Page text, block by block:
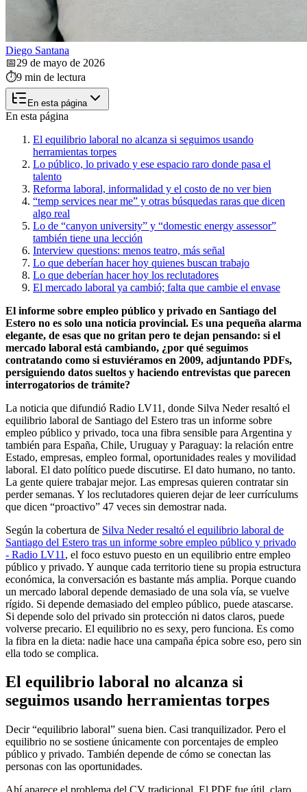
Diego Santana
📅29 de mayo de 2026
⏱️9 min de lectura
En esta página
En esta página
El equilibrio laboral no alcanza si seguimos usando
herramientas torpes
Lo público, lo privado y ese espacio raro donde pasa el
talento
Reforma laboral, informalidad y el costo de no ver bien
“temp services near me” y otras búsquedas raras que dicen
algo real
Lo de “canyon university” y “domestic energy assessor”
también tiene una lección
Interview questions: menos teatro, más señal
Lo que deberían hacer hoy quienes buscan trabajo
Lo que deberían hacer hoy los reclutadores
El mercado laboral ya cambió; falta que cambie el envase
El informe sobre empleo público y privado en Santiago del
Estero no es solo una noticia provincial. Es una pequeña alarma
elegante, de esas que no gritan pero te dejan pensando: si el
mercado laboral está cambiando, ¿por qué seguimos
contratando como si estuviéramos en 2009, adjuntando PDFs,
persiguiendo datos sueltos y haciendo entrevistas que parecen
interrogatorios de trámite?
La noticia que difundió Radio LV11, donde Silva Neder resaltó el
equilibrio laboral de Santiago del Estero tras un informe sobre
empleo público y privado, toca una fibra sensible para Argentina y
también para España, Chile, Uruguay y Paraguay: la relación entre
Estado, empresas, empleo formal, oportunidades reales y movilidad
laboral. El dato político puede discutirse. El dato humano, no tanto.
La gente quiere trabajar mejor. Las empresas quieren contratar sin
perder semanas. Y los reclutadores quieren dejar de leer currículums
que dicen “proactivo” 47 veces sin demostrar nada.
Según la cobertura de Silva Neder resaltó el equilibrio laboral de
Santiago del Estero tras un informe sobre empleo público y privado
- Radio LV11 , el foco estuvo puesto en un equilibrio entre empleo
público y privado. Y aunque cada territorio tiene su propia estructura
económica, la conversación es bastante más amplia. Porque cuando
un mercado laboral depende demasiado de una sola vía, se vuelve
rígido. Si depende demasiado del empleo público, puede atascarse.
Si depende solo del privado sin protección ni datos claros, puede
volverse precario. El equilibrio no es sexy, pero funciona. Es como
la fibra en la dieta: nadie hace una campaña épica sobre eso, pero sin
ella todo se complica.
El equilibrio laboral no alcanza si
seguimos usando herramientas torpes
Decir “equilibrio laboral” suena bien. Casi tranquilizador. Pero el
equilibrio no se sostiene únicamente con porcentajes de empleo
público y privado. También depende de cómo se conectan las
personas con las oportunidades.